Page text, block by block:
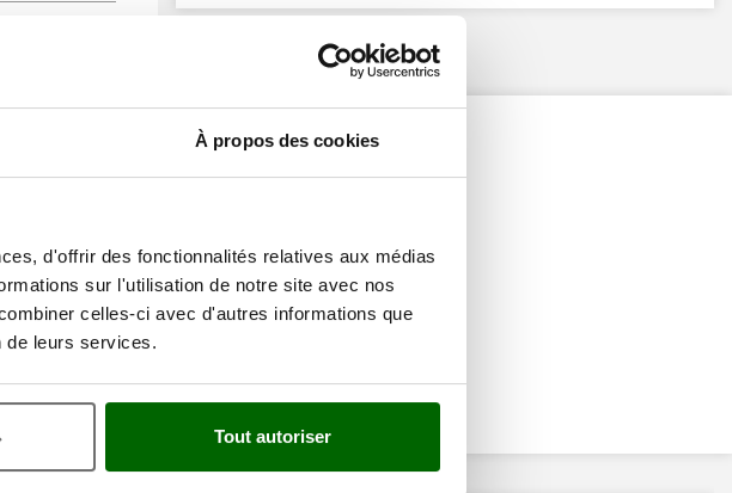
À propos des cookies
d'offrir des fonctionnalités relatives aux médias
sur l'utilisation de notre site avec nos
celles-ci avec d'autres informations que
de leurs services.
Tout autoriser
ces articles: